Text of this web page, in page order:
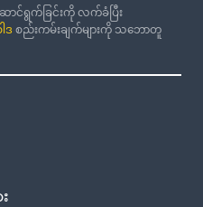
င်ရွက်ခြင်းကို လက်ခံပြီး
ဒစည်းကမ်းချက်များကို သဘောတူ